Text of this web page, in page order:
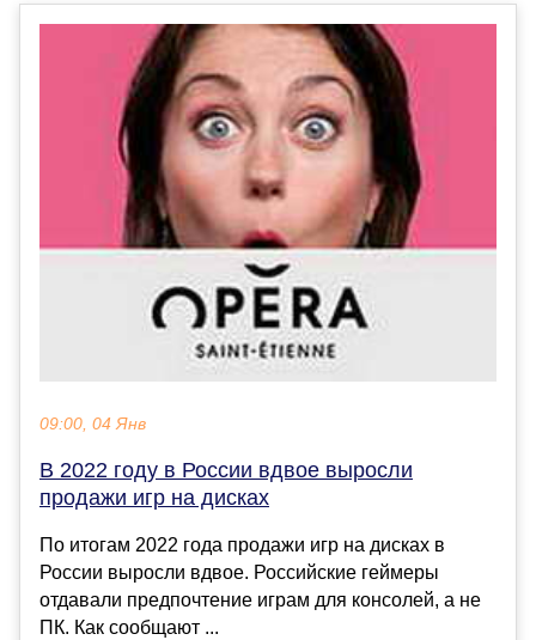
09:00, 04 Янв
В 2022 году в России вдвое выросли
продажи игр на дисках
По итогам 2022 года продажи игр на дисках в
России выросли вдвое. Российские геймеры
отдавали предпочтение играм для консолей, а не
ПК. Как сообщают ...